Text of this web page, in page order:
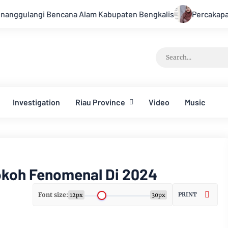
Kabupaten Bengkalis Percakapan Bocor! Elite DPRD
Investigation Riau Province Video Music
Fenomenal Di 2024
Font size: 12px 30px PRINT